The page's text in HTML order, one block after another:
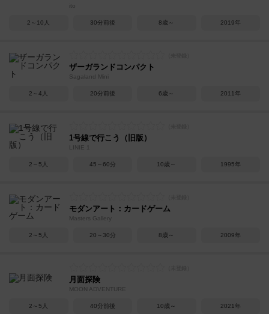
ito
2～10人 30分前後 8歳～ 2019年
ザーガランドコンパクト
Sagaland Mini
2～4人 20分前後 6歳～ 2011年
1号線で行こう（旧版）
LINIE 1
2～5人 45～60分 10歳～ 1995年
モダンアート：カードゲーム
Masters Gallery
2～5人 20～30分 8歳～ 2009年
月面探険
MOON ADVENTURE
2～5人 40分前後 10歳～ 2021年